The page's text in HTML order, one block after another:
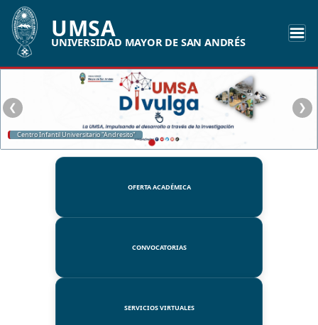
UMSA
UNIVERSIDAD MAYOR DE SAN ANDRÉS
Centro Infantil Universitario "Andresito"
❮ ❯
OFERTA ACADÉMICA
CONVOCATORIAS
SERVICIOS VIRTUALES